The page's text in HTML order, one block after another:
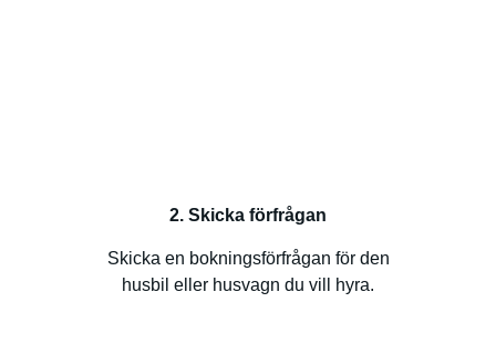
2. Skicka förfrågan
Skicka en bokningsförfrågan för den
husbil eller husvagn du vill hyra.